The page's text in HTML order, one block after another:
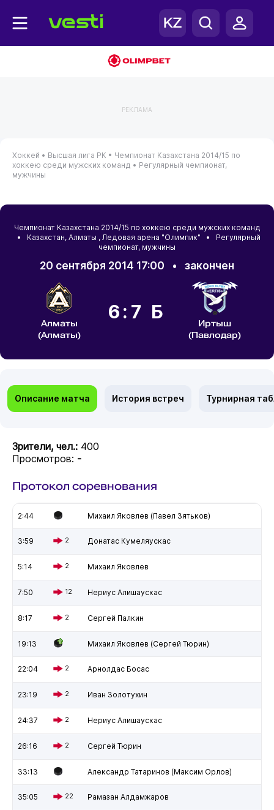
РЕКЛАМА
Хоккей • Высшая лига РК • Чемпионат Казахстана 2014/15 по
хоккею среди мужских команд • Регулярный чемпионат,
мужчины
Чемпионат Казахстана 2014/15 по хоккею среди мужских команд
• Казахстан, Алматы , Ледовая арена "Олимпик" • Регулярный
чемпионат, мужчины
20 сентября 2014 17:00 • закончен
Алматы
(Алматы)
6:7 Б
Иртыш
(Павлодар)
Описание матча История встреч Турнирная
Зрители, чел.: 400
Просмотров: -
Протокол соревнования
2:44 Михаил Яковлев (Павел Зятьков)
3:59 2 Донатас Кумеляускас
5:14 2 Михаил Яковлев
7:50 12 Нериус Алишаускас
8:17 2 Сергей Палкин
19:13 Михаил Яковлев (Сергей Тюрин)
22:04 2 Арнолдас Босас
23:19 2 Иван Золотухин
24:37 2 Нериус Алишаускас
26:16 2 Сергей Тюрин
33:13 Александр Татаринов (Максим Орлов)
35:05 22 Рамазан Алдамжаров